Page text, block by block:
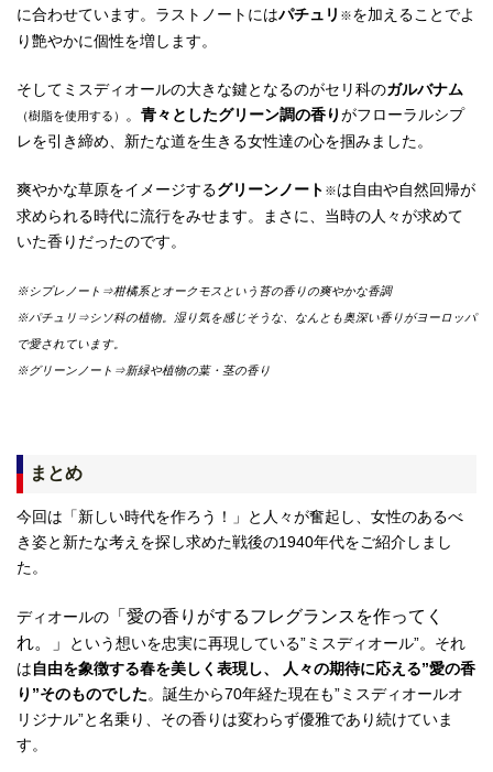
に合わせています。ラストノートにはパチュリ ※を加えることでよ
り艶やかに個性を増します。
そしてミスディオールの大きな鍵となるのがセリ科のガルバナム
（樹脂を使用する） 。 青々としたグリーン調の香りがフローラルシプ
レを引き締め、新たな道を生きる女性達の心を掴みました。
爽やかな草原をイメージするグリーンノート ※は自由や自然回帰が
求められる時代に流行をみせます。まさに、当時の人々が求めて
いた香りだったのです。
※シプレノート⇒柑橘系とオークモスという苔の香りの爽やかな香調
※パチュリ⇒シソ科の植物。湿り気を感じそうな、なんとも奥深い香りがヨーロッパ
で愛されています。
※グリーンノート⇒新緑や植物の葉・茎の香り
まとめ
今回は「新しい時代を作ろう！」と人々が奮起し、女性のあるべ
き姿と新たな考えを探し求めた戦後の1940年代をご紹介しまし
た。
ディオールの 「愛の香りがするフレグランスを作ってく
れ。」
という想いを忠実に再現している”ミスディオール”。それ
は自由を象徴する春を美しく表現し、 人々の期待に応える”愛の香
り”そのものでした。誕生から70年経た現在も”ミスディオールオ
リジナル”と名乗り、その香りは変わらず優雅であり続けていま
す。